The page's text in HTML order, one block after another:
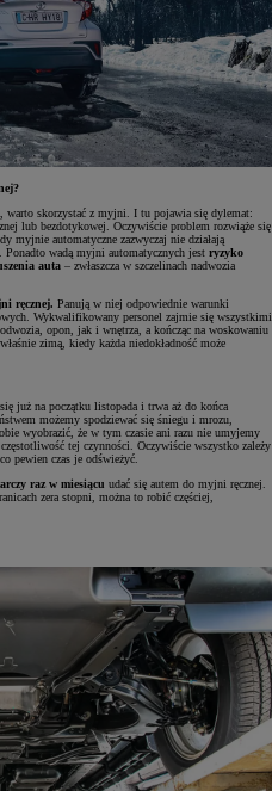
warto skorzystać z myjni. I tu pojawia się dylemat:
lub bezdotykowej. Oczywiście problem rozwiąże się
myjnie automatyczne zazwyczaj nie działają
wadą myjni automatycznych jest ryzyko
auta – zwłaszcza w szczelinach nadwozia
ręcznej. Panują w niej odpowiednie warunki
Wykwalifikowany personel zajmie się wszystkimi
opon, jak i wnętrza, a kończąc na woskowaniu
zimą, kiedy każda niedokładność może
już na początku listopada i trwa aż do końca
możemy spodziewać się śniegu i mrozu,
wyobrazić, że w tym czasie ani razu nie umyjemy
tej czynności. Oczywiście wszystko zależy
pewien czas je odświeżyć.
raz w miesiącu udać się autem do myjni ręcznej.
zera stopni, można to robić częściej,